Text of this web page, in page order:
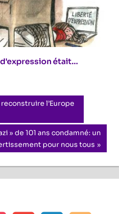
d'expression était…
l’Europe
» de 101 ans condamné: un
pour nous tous